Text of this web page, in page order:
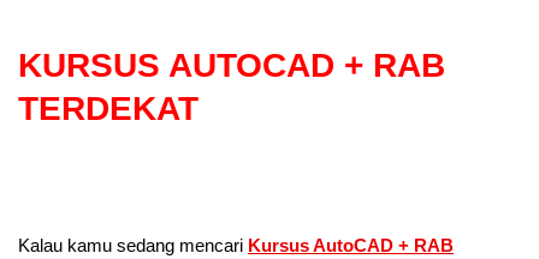
KURSUS AUTOCAD + RAB
TERDEKAT
Kalau kamu sedang mencari Kursus AutoCAD + RAB